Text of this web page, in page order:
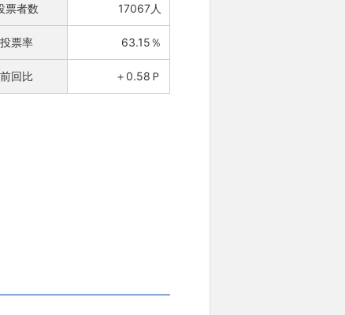
票者数 17067人
投票率 63.15％
前回比 ＋0.58Ｐ